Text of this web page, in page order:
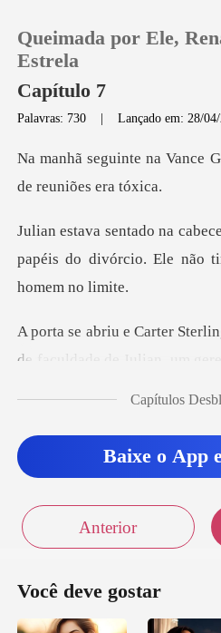
Loja
Histórico
Sair
Queimada por Ele,
Estrela
Capítulo 7
Palavras: 730 |Lançado em: 28/
papéis do divórcio. Ele não
de faculdade de Julian, um
Capítulos
Baixe o App
Anterior
Você deve gostar